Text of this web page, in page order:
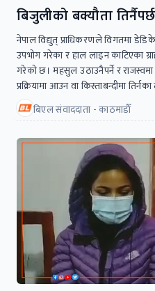
बिजुलीको बक्यौता
नेपाल विद्युत् प्राधिकरणले विगतमा
उपभोग गरेका र हाल लाइन काटिएका
गरेको छ। महसुल उठाउनैपर्ने र
प्रक्रियामा आउन वा किस्ताबन्दीमा
बिएल संवाददाता - काठमाडाैँ